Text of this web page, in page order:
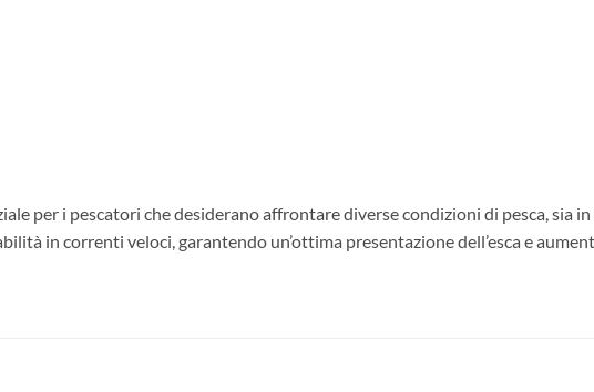
per i pescatori che desiderano affrontare diverse condizioni di pesca, sia in
in correnti veloci, garantendo un’ottima presentazione dell’esca e